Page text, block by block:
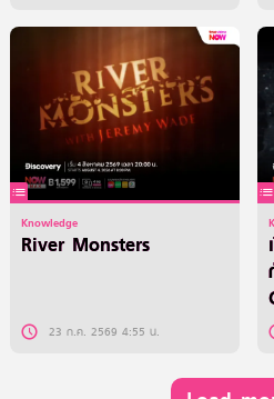
Knowledge
River Monsters
23 ก.ค. 2569 4:55 น.